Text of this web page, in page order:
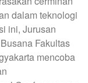
dalam teknologi
ini, Jurusan
Fakultas
mencoba